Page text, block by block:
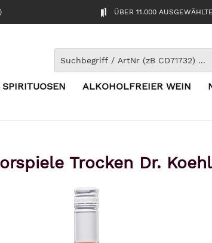
ÜBER 11.000
SPIRITUOSEN ALKOHOLFREIER WEIN
Trocken Dr.